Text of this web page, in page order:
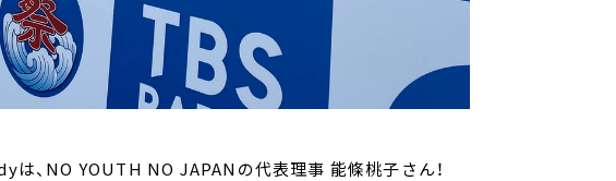
、NO YOUTH NO JAPANの代表理事 能條桃子さん！